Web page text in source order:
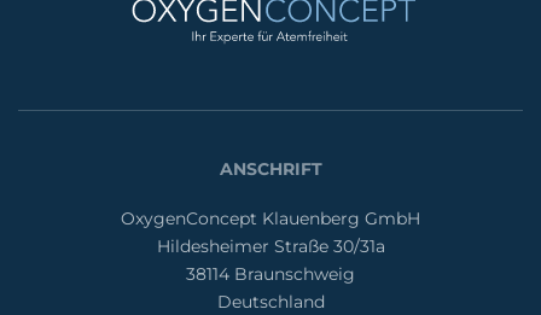
ANSCHRIFT
OxygenConcept Klauenberg GmbH
Hildesheimer Straße 30/31a
38114 Braunschweig
Deutschland